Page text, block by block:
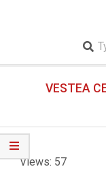
NavigationVESTEA
Views: 57